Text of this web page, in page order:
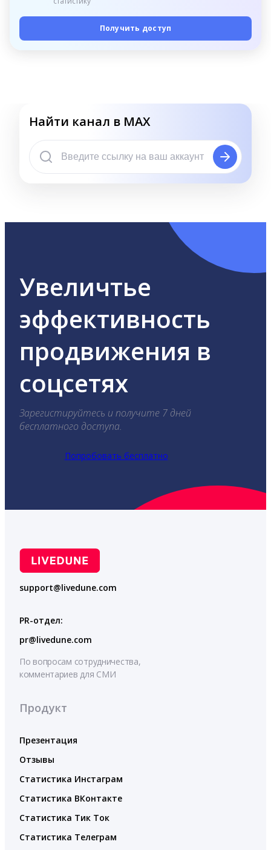
Получить доступ
Найти канал в MAX
Увеличтье
эффективность
продвижения в
соцсетях
Зарегистируйтесь и получите 7 дней
бесплатного доступа.
Попробовать бесплатно
support@livedune.com
PR-отдел:
pr@livedune.com
По вопросам сотрудничества,
комментариев для СМИ
Продукт
Презентация
Отзывы
Статистика Инстаграм
Статистика ВКонтакте
Статистика Тик Ток
Статистика Телеграм